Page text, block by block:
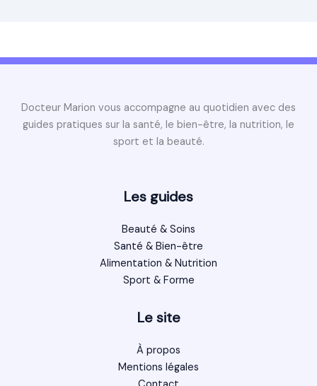
Docteur Marion vous accompagne au quotidien avec des
guides pratiques sur la santé, le bien-être, la nutrition, le
sport et la beauté.
Les guides
Beauté & Soins
Santé & Bien-être
Alimentation & Nutrition
Sport & Forme
Le site
À propos
Mentions légales